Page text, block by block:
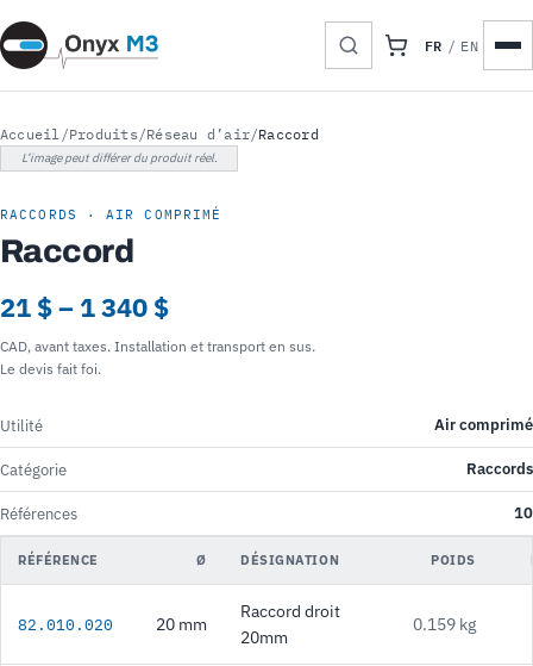
FR / EN
Accueil /Produits/Réseau d’air/Raccord
L’image peut différer du produit réel.
RACCORDS · AIR COMPRIMÉ
Raccord
21 $ – 1 340 $
CAD, avant taxes. Installation et transport en sus.
Le devis fait foi.
Utilité Air comprimé
Catégorie Raccords
Références 10
RÉFÉRENCE Ø DÉSIGNATION POIDS
82.010.020 20 mm
Raccord droit
20mm
0.159 kg